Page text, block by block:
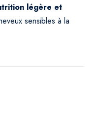
légère et
sensibles à la